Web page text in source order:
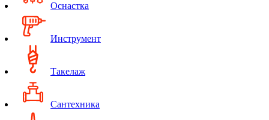
Оснастка
Инструмент
Такелаж
Сантехника